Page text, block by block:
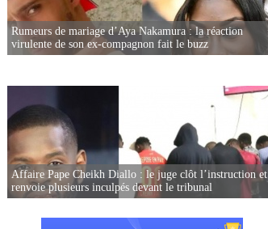
Rumeurs de mariage d’Aya Nakamura : la réaction
virulente de son ex-compagnon fait le buzz
Affaire Pape Cheikh Diallo : le juge clôt l’instruction et
renvoie plusieurs inculpés devant le tribunal